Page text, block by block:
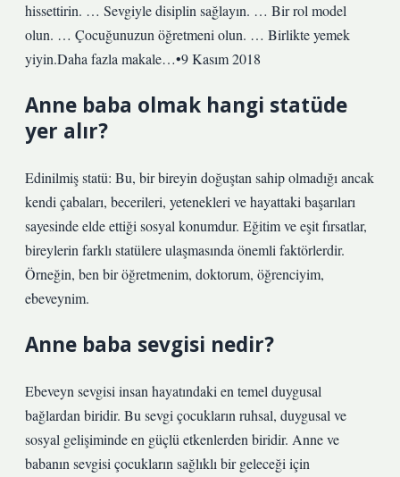
hissettirin. … Sevgiyle disiplin sağlayın. … Bir rol model
olun. … Çocuğunuzun öğretmeni olun. … Birlikte yemek
yiyin.Daha fazla makale…•9 Kasım 2018
Anne baba olmak hangi statüde
yer alır?
Edinilmiş statü: Bu, bir bireyin doğuştan sahip olmadığı ancak
kendi çabaları, becerileri, yetenekleri ve hayattaki başarıları
sayesinde elde ettiği sosyal konumdur. Eğitim ve eşit fırsatlar,
bireylerin farklı statülere ulaşmasında önemli faktörlerdir.
Örneğin, ben bir öğretmenim, doktorum, öğrenciyim,
ebeveynim.
Anne baba sevgisi nedir?
Ebeveyn sevgisi insan hayatındaki en temel duygusal
bağlardan biridir. Bu sevgi çocukların ruhsal, duygusal ve
sosyal gelişiminde en güçlü etkenlerden biridir. Anne ve
babanın sevgisi çocukların sağlıklı bir geleceği için